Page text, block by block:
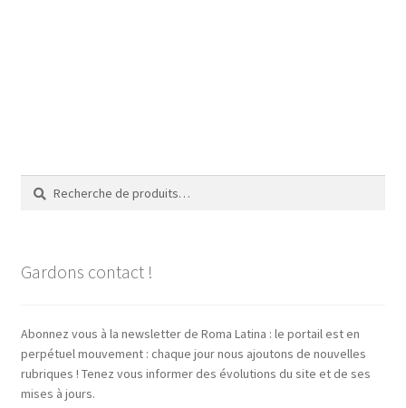
Recherche
pour :
Recherche
Gardons contact !
Abonnez vous à la newsletter de Roma Latina : le portail est en
perpétuel mouvement : chaque jour nous ajoutons de nouvelles
rubriques ! Tenez vous informer des évolutions du site et de ses
mises à jours.